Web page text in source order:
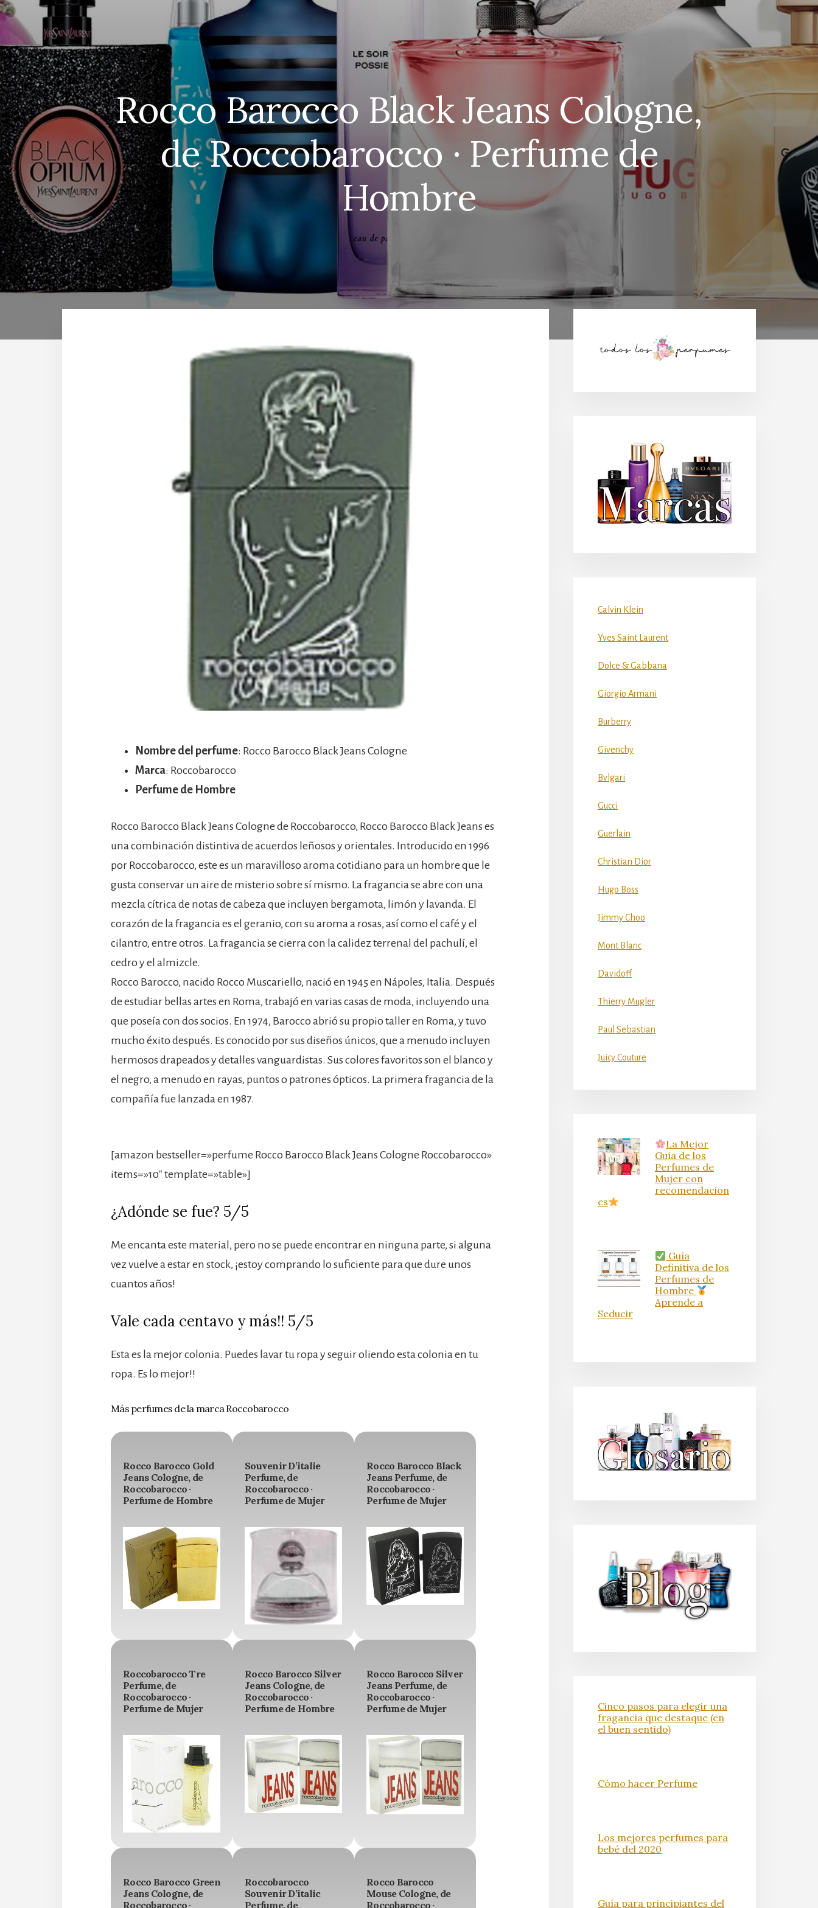
Rocco Barocco Black Jeans Cologne,
de Roccobarocco · Perfume de
Hombre
Nombre del perfume: Rocco Barocco Black Jeans Cologne
Marca: Roccobarocco
Perfume de Hombre
Rocco Barocco Black Jeans Cologne de Roccobarocco, Rocco Barocco Black Jeans es
una combinación distintiva de acuerdos leñosos y orientales. Introducido en 1996
por Roccobarocco, este es un maravilloso aroma cotidiano para un hombre que le
gusta conservar un aire de misterio sobre sí mismo. La fragancia se abre con una
mezcla cítrica de notas de cabeza que incluyen bergamota, limón y lavanda. El
corazón de la fragancia es el geranio, con su aroma a rosas, así como el café y el
cilantro, entre otros. La fragancia se cierra con la calidez terrenal del pachulí, el
cedro y el almizcle.
Rocco Barocco, nacido Rocco Muscariello, nació en 1945 en Nápoles, Italia. Después
de estudiar bellas artes en Roma, trabajó en varias casas de moda, incluyendo una
que poseía con dos socios. En 1974, Barocco abrió su propio taller en Roma, y tuvo
mucho éxito después. Es conocido por sus diseños únicos, que a menudo incluyen
hermosos drapeados y detalles vanguardistas. Sus colores favoritos son el blanco y
el negro, a menudo en rayas, puntos o patrones ópticos. La primera fragancia de la
compañía fue lanzada en 1987.
[amazon bestseller=»perfume Rocco Barocco Black Jeans Cologne Roccobarocco»
items=»10″ template=»table»]
¿Adónde se fue? 5/5
Me encanta este material, pero no se puede encontrar en ninguna parte, si alguna
vez vuelve a estar en stock, ¡estoy comprando lo suficiente para que dure unos
cuantos años!
Vale cada centavo y más!! 5/5
Esta es la mejor colonia. Puedes lavar tu ropa y seguir oliendo esta colonia en tu
ropa. Es lo mejor!!
Más perfumes de la marca Roccobarocco
Rocco Barocco Gold
Jeans Cologne, de
Roccobarocco ·
Perfume de Hombre
Souvenir D’italie
Perfume, de
Roccobarocco ·
Perfume de Mujer
Rocco Barocco Black
Jeans Perfume, de
Roccobarocco ·
Perfume de Mujer
Roccobarocco Tre
Perfume, de
Roccobarocco ·
Perfume de Mujer
Rocco Barocco Silver
Jeans Cologne, de
Roccobarocco ·
Perfume de Hombre
Rocco Barocco Silver
Jeans Perfume, de
Roccobarocco ·
Perfume de Mujer
Rocco Barocco Green
Jeans Cologne, de
Roccobarocco ·
Roccobarocco
Souvenir D’italic
Perfume, de
Rocco Barocco
Mouse Cologne, de
Roccobarocco ·
lateral
Calvin Klein
Yves Saint Laurent
Dolce & Gabbana
Giorgio Armani
Burberry
Givenchy
Bvlgari
Gucci
Guerlain
Christian Dior
Hugo Boss
Jimmy Choo
Mont Blanc
Davidoff
Thierry Mugler
Paul Sebastian
Juicy Couture
La Mejor
Guía de los
Perfumes de
Mujer con
recomendacion
es
Guía
Definitiva de los
Perfumes de
Hombre
Aprende a
Seducir
Cinco pasos para elegir una
fragancia que destaque (en
el buen sentido)
Cómo hacer Perfume
Los mejores perfumes para
bebé del 2020
Guía para principiantes del